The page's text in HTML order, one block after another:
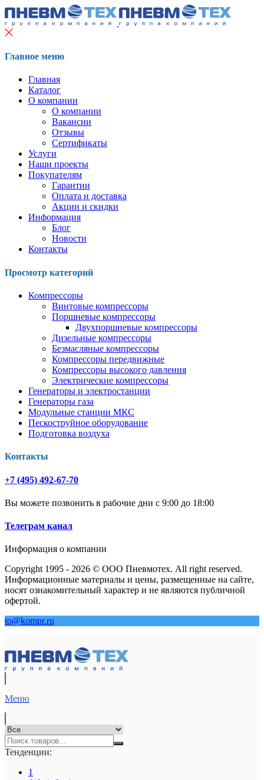
Главное меню
Главная
Каталог
О компании
О компании
Вакансии
Отзывы
Сертификаты
Услуги
Наши проекты
Покупателям
Гарантии
Оплата и доставка
Акции и скидки
Информация
Блог
Новости
Контакты
Просмотр категорий
Компрессоры
Винтовые компрессоры
Поршневые компрессоры
Двухпоршневые компрессоры
Дизельные компрессоры
Безмасляные компрессоры
Компрессоры передвижные
Компрессоры высокого давления
Электрические компрессоры
Генераторы и электростанции
Генераторы газа
Модульные станции МКС
Пескоструйное оборудование
Подготовка воздуха
Контакты
+7 (495) 492-67-70
Вы можете позвонить в рабочие дни с 9:00 до 18:00
Телеграм канал
Информация о компании
Copyright 1995 - 2026 © ООО Пневмотех. All right reserved.
Информационные материалы и цены, размещенные на сайте,
носят ознакомительный характер и не являются публичной
офертой.
to@kompr.ru
Меню
Тенденции:
1